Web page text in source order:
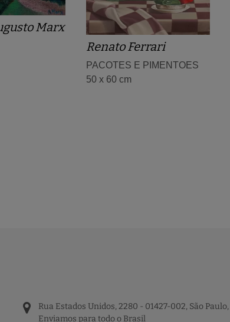
Marx
Renato Ferrari
PACOTES E PIMENTOES
50 x 60 cm
Rua Estados Unidos, 2280 - 01427-002, São Paulo,
Enviamos para todo o Brasil